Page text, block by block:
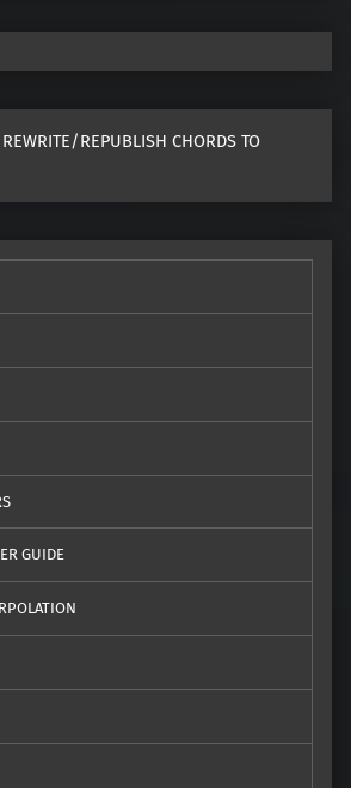
REPUBLISH CHORDS TO
GUIDE